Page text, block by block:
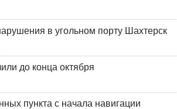
в угольном порту Шахтерск
до конца октября
пункта с начала навигации